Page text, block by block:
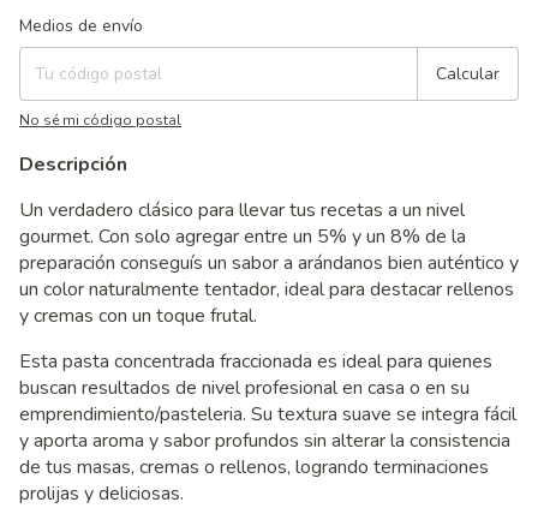
Entregas para el CP:
Medios de envío
Calcular
No sé mi código postal
Descripción
Un verdadero clásico para llevar tus recetas a un nivel
gourmet. Con solo agregar entre un 5% y un 8% de la
preparación conseguís un sabor a arándanos bien auténtico y
un color naturalmente tentador, ideal para destacar rellenos
y cremas con un toque frutal.
Esta pasta concentrada fraccionada es ideal para quienes
buscan resultados de nivel profesional en casa o en su
emprendimiento/pasteleria. Su textura suave se integra fácil
y aporta aroma y sabor profundos sin alterar la consistencia
de tus masas, cremas o rellenos, logrando terminaciones
prolijas y deliciosas.